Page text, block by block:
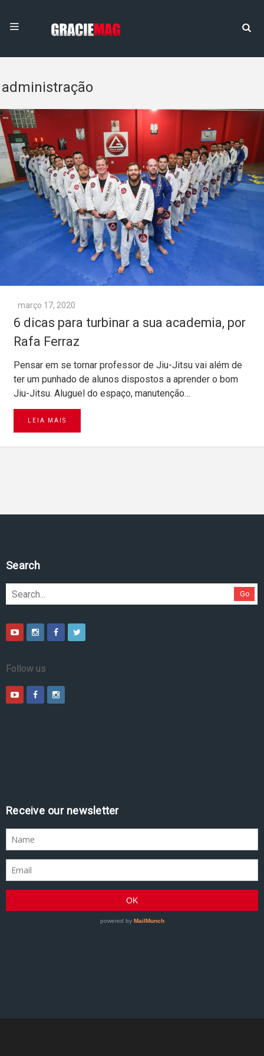
administração
março 17, 2020
6 dicas para turbinar a sua academia, por
Rafa Ferraz
Pensar em se tornar professor de Jiu-Jitsu vai além de
ter um punhado de alunos dispostos a aprender o bom
Jiu-Jitsu. Aluguel do espaço, manutenção…
LEIA MAIS
Search
Go
Follow us
Receive our newsletter